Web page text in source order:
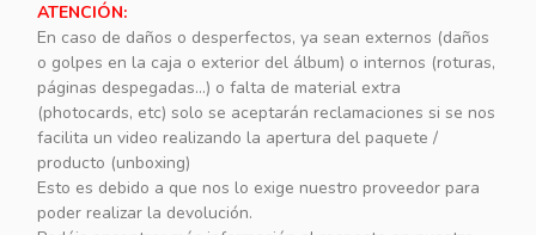
ATENCIÓN:
En caso de daños o desperfectos, ya sean externos (daños
o golpes en la caja o exterior del álbum) o internos (roturas,
páginas despegadas...) o falta de material extra
(photocards, etc) solo se aceptarán reclamaciones si se nos
facilita un video realizando la apertura del paquete /
producto (unboxing)
Esto es debido a que nos lo exige nuestro proveedor para
poder realizar la devolución.